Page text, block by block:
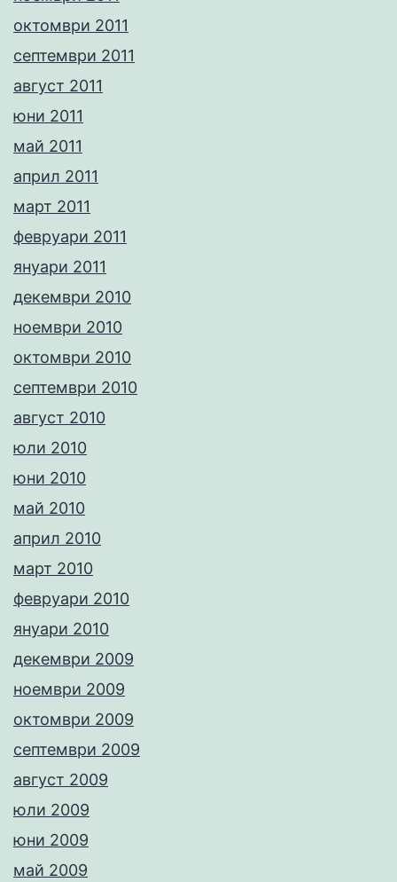
октомври 2011
септември 2011
август 2011
юни 2011
май 2011
април 2011
март 2011
февруари 2011
януари 2011
декември 2010
ноември 2010
октомври 2010
септември 2010
август 2010
юли 2010
юни 2010
май 2010
април 2010
март 2010
февруари 2010
януари 2010
декември 2009
ноември 2009
октомври 2009
септември 2009
август 2009
юли 2009
юни 2009
май 2009